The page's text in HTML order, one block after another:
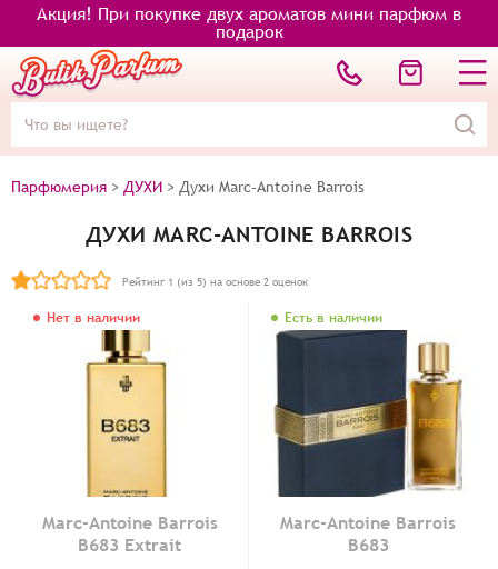
Акция! При покупке двух ароматов мини парфюм в
подарок
Парфюмерия > ДУХИ > Духи Marc-Antoine Barrois
ДУХИ MARC-ANTOINE BARROIS
Рейтинг 1 (из 5) на основе 2 оценок
Нет в наличии
Marc-Antoine Barrois
B683 Extrait
Есть в наличии
Marc-Antoine Barrois
B683